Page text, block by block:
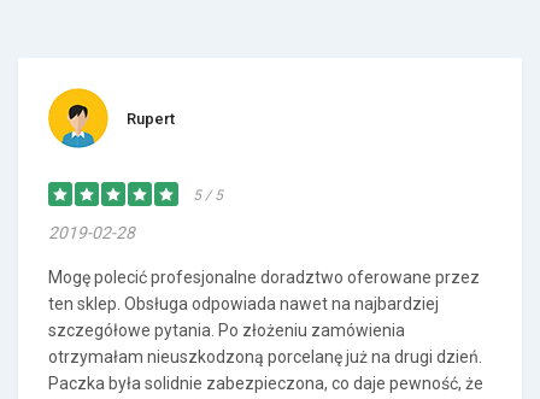
Rupert
5 / 5
2019-02-28
Mogę polecić profesjonalne doradztwo oferowane przez
ten sklep. Obsługa odpowiada nawet na najbardziej
szczegółowe pytania. Po złożeniu zamówienia
otrzymałam nieuszkodzoną porcelanę już na drugi dzień.
Paczka była solidnie zabezpieczona, co daje pewność, że